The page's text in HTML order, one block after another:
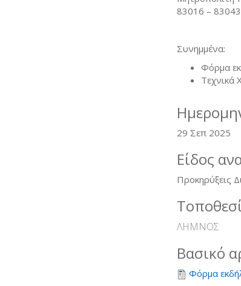
83016 – 83043
Συνημμένα:
Φόρμα
Tεχνικά
29 Σεπ 2025
Είδος
Προκηρύξεις
ΛΗΜΝΟΣ
Βασικό
Φόρμα